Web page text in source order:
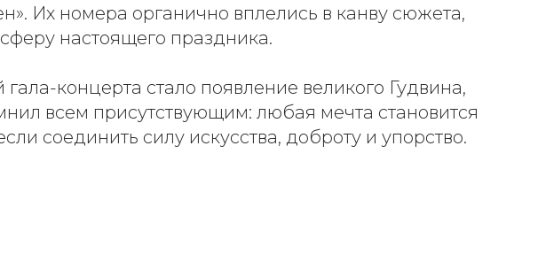
Их номера органично вплелись в канву сюжета,
настоящего праздника.
концерта стало появление великого Гудвина,
всем присутствующим: любая мечта становится
соединить силу искусства, доброту и упорство.